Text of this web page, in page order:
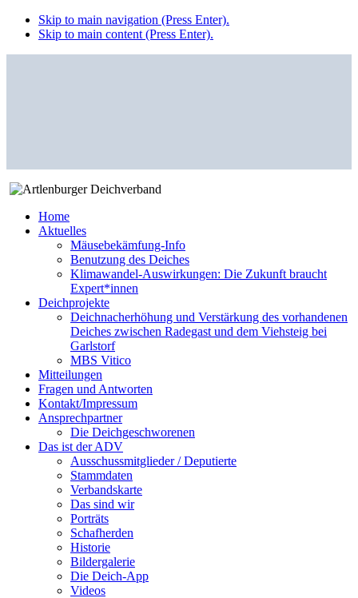
Skip to main navigation (Press Enter).
Skip to main content (Press Enter).
Home
Aktuelles
Mäusebekämfung-Info
Benutzung des Deiches
Klimawandel-Auswirkungen: Die Zukunft braucht
Expert*innen
Deichprojekte
Deichnacherhöhung und Verstärkung des vorhandenen
Deiches zwischen Radegast und dem Viehsteig bei
Garlstorf
MBS Vitico
Mitteilungen
Fragen und Antworten
Kontakt/Impressum
Ansprechpartner
Die Deichgeschworenen
Das ist der ADV
Ausschussmitglieder / Deputierte
Stammdaten
Verbandskarte
Das sind wir
Porträts
Schafherden
Historie
Bildergalerie
Die Deich-App
Videos